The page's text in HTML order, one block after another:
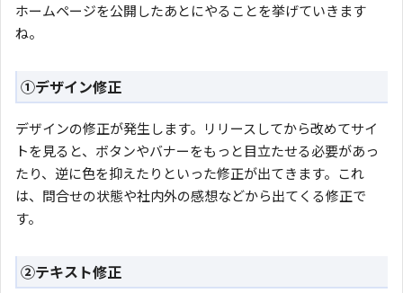
ホームページを公開したあとにやることを挙げていきます
ね。
①デザイン修正
デザインの修正が発生します。リリースしてから改めてサイ
トを見ると、ボタンやバナーをもっと目立たせる必要があっ
たり、逆に色を抑えたりといった修正が出てきます。これ
は、問合せの状態や社内外の感想などから出てくる修正で
す。
②テキスト修正